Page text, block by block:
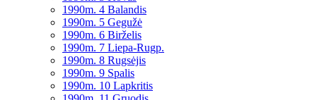
1990m. 4 Balandis
1990m. 5 Gegužė
1990m. 6 Birželis
1990m. 7 Liepa-Rugp.
1990m. 8 Rugsėjis
1990m. 9 Spalis
1990m. 10 Lapkritis